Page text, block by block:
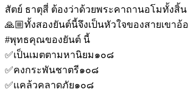
สัตย์ ธาตุสี่ ต้องว่าด้วยพระคาถานอโมทั้งสิ้น
🙏🏼ทั้งสองยันต์นี้จึงเป็นหัวใจของสายเขาอ้
#พุทธคุณของยันต์ นี้
✅เป็นเมตตามหานิยม๑๐๘
✅คงกระพันชาตรี๑๐๘
✅เเคล้วคลาดภัย๑๐๘